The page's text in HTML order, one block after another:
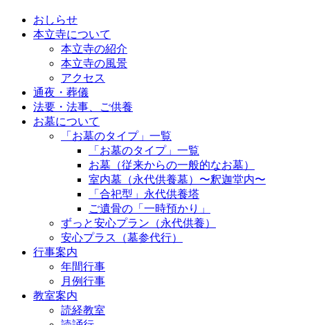
おしらせ
本立寺について
本立寺の紹介
本立寺の風景
アクセス
通夜・葬儀
法要・法事、ご供養
お墓について
「お墓のタイプ」一覧
「お墓のタイプ」一覧
お墓（従来からの一般的なお墓）
室内墓（永代供養墓）〜釈迦堂内〜
「合祀型」永代供養塔
ご遺骨の「一時預かり」
ずっと安心プラン（永代供養）
安心プラス（墓参代行）
行事案内
年間行事
月例行事
教室案内
読経教室